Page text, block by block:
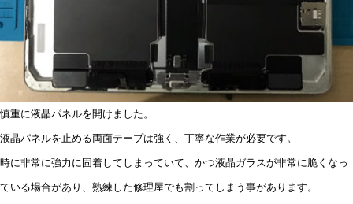
慎重に液晶パネルを開けました。
液晶パネルを止める両面テープは強く、丁寧な作業が必要です。
時に非常に強力に固着してしまっていて、かつ液晶ガラスが非常に脆くなっ
ている場合があり、熟練した修理屋でも割ってしまう事があります。